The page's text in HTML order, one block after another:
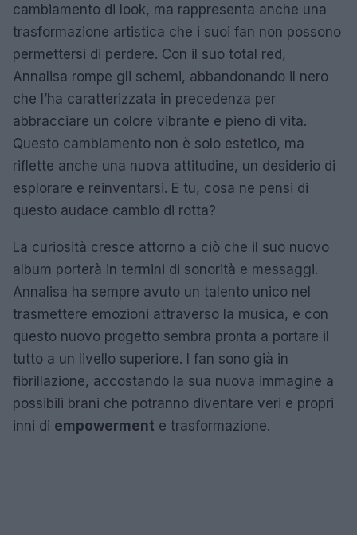
cambiamento di look, ma rappresenta anche una
trasformazione artistica che i suoi fan non possono
permettersi di perdere. Con il suo total red,
Annalisa rompe gli schemi, abbandonando il nero
che l’ha caratterizzata in precedenza per
abbracciare un colore vibrante e pieno di vita.
Questo cambiamento non è solo estetico, ma
riflette anche una nuova attitudine, un desiderio di
esplorare e reinventarsi. E tu, cosa ne pensi di
questo audace cambio di rotta?
La curiosità cresce attorno a ciò che il suo nuovo
album porterà in termini di sonorità e messaggi.
Annalisa ha sempre avuto un talento unico nel
trasmettere emozioni attraverso la musica, e con
questo nuovo progetto sembra pronta a portare il
tutto a un livello superiore. I fan sono già in
fibrillazione, accostando la sua nuova immagine a
possibili brani che potranno diventare veri e propri
inni di empowerment e trasformazione.